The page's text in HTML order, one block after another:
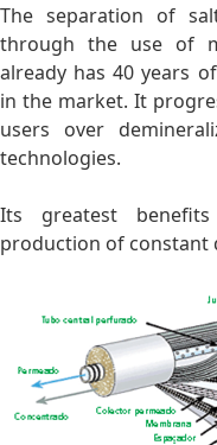
The separation of
through the use of
already has 40 years
in the market. It
users over
technologies.
Its greatest
production of constant